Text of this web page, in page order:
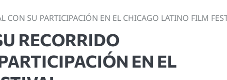
CON SU PARTICIPACIÓN EN EL CHICAGO LATINO FILM
RECORRIDO
EN EL